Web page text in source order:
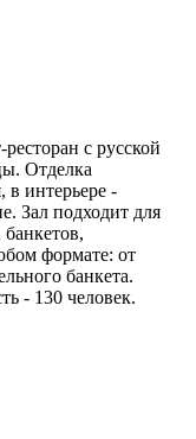
с русской
Отделка
в интерьере -
Зал подходит для
формате: от
банкета.
- 130 человек.